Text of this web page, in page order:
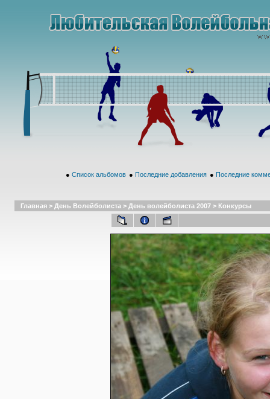
● Список альбомов ● Последние добавления ● Последние
Главная > День Волейболиста > День волейболиста 2007 > Конкурсы